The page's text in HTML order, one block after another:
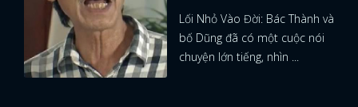
Lối Nhỏ Vào Đời: Bác Thành và
bố Dũng đã có một cuộc nói
chuyện lớn tiếng, nhìn ...